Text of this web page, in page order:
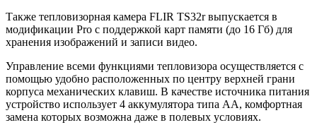
Также тепловизорная камера FLIR TS32r выпускается в
модификации Pro с поддержкой карт памяти (до 16 Гб) для
хранения изображений и записи видео.
Управление всеми функциями тепловизора осуществляется с
помощью удобно расположенных по центру верхней грани
корпуса механических клавиш. В качестве источника питания
устройство использует 4 аккумулятора типа AA, комфортная
замена которых возможна даже в полевых условиях.